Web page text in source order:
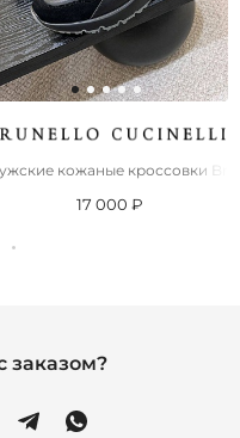
кожаные кроссовки
17 000 ₽
заказом?